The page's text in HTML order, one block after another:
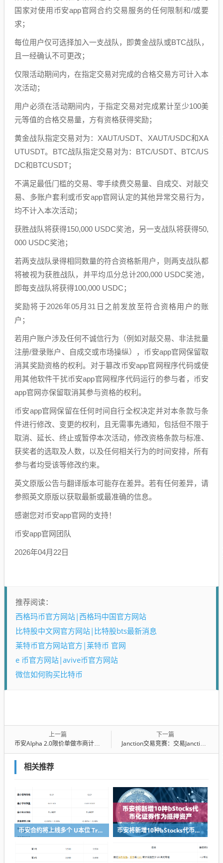
国家对使用币安app官网合约交易服务的任何限制和/或要
求；
每位用户仅可选择加入一支战队，即黄金战队或BTC战队，
且一经确认不可更改；
仅限活动期间内，在指定交易对完成的合格交易方可计入本
次活动；
用户必须在活动期间内，于指定交易对完成累计至少100美
元等值的合格交易量，方有资格获得奖励；
黄金战队指定交易对为：XAUT/USDT、XAUT/USDC和XA
UTUSDT。BTC战队指定交易对为：BTC/USDT、BTC/US
DC和BTCUSDT；
不满足最低门槛的交易、零手续费交易量、自成交、对敲交
易、多账户套利或币安app官网认定的其他异常交易行为，
均不计入本次活动；
获胜战队将获得150,000 USDC奖池，另一支战队将获得50,
000 USDC奖池；
若两支战队录得相同数量的符合资格新用户，则两支战队都
将被视为获胜战队，并平均瓜分总计200,000 USDC奖池，
即每支战队将获得100,000 USDC；
奖励将于2026年05月31日之前发放至符合资格用户的账
户；
若用户账户涉及任何不诚信行为（例如对敲交易、非法批量
注册/登录账户、自成交或市场操纵），币安app官网保留取
消其奖励资格的权利。对于篡改币安app官网程序代码或使
用其他软件干扰币安app官网程序代码运行的参与者，币安
app官网亦保留取消其参与资格的权利。
币安app官网保留在任何时间自行全权决定并对本条款与条
件进行修改、变更的权利，且无需事先通知，包括但不限于
取消、延长、终止或暂停本次活动，修改资格条款与标准、
获奖者的选取及人数，以及任何相关行为的时间安排，所有
参与者均受该等修改约束。
英文原版公告与翻译版本可能存在差异。若有任何差异，请
参照英文原版以获取最新或最准确的信息。
感谢您对币安app官网的支持！
币安app官网团队
2026年04月22日
推荐阅读：
西格玛币官方网站|西格玛中国官方网站
比特股中文网官方网站|比特股bts最新消息
莱特币官方网站官方|莱特币 官网
e 币官方网站|avive币官方网站
微信如何购买比特币
上一篇
币安Alpha 2.0限价单做市商计划升級
下一篇
Janction交易竞赛：交易Janction（JCT），分享10万美元等值奖励
相关推荐
币安合约将上线多个 U本位 TradFi 永续合约 币安将新增10种bStocks代币化证券作为抵押资产